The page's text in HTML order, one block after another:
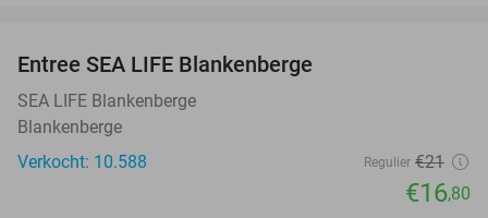
Entree SEA LIFE Blankenberge
SEA LIFE Blankenberge
Blankenberge
Verkocht: 10.588
Regulier €21
€16,80